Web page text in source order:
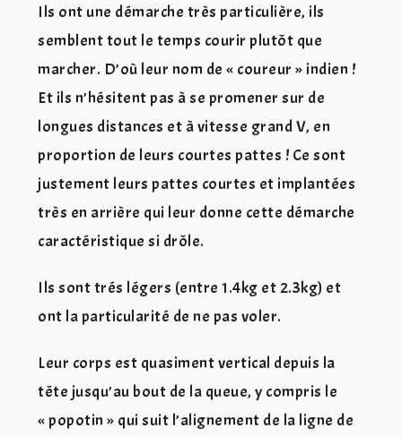
Ils ont une démarche très particulière, ils
semblent tout le temps courir plutôt que
marcher. D’où leur nom de « coureur » indien !
Et ils n’hésitent pas à se promener sur de
longues distances et à vitesse grand V, en
proportion de leurs courtes pattes ! Ce sont
justement leurs pattes courtes et implantées
très en arrière qui leur donne cette démarche
caractéristique si drôle.
Ils sont trés légers (entre 1.4kg et 2.3kg) et
ont la particularité de ne pas voler.
Leur corps est quasiment vertical depuis la
tête jusqu’au bout de la queue, y compris le
« popotin » qui suit l’alignement de la ligne de